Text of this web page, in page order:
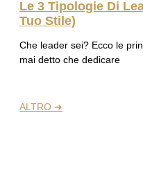
Le 3 Tipologie Di
Tuo Stile)
Che leader sei? Ecco le
mai detto che dedicare
ALTRO ➜